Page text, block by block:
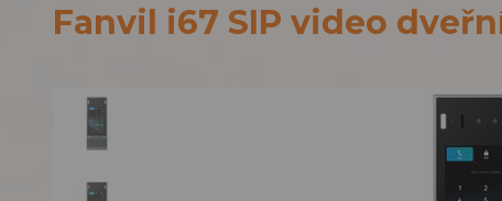
Fanvil i67 SIP video